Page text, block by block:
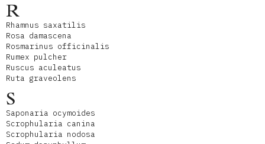
R
Rhamnus saxatilis
Rosa damascena
Rosmarinus officinalis
Rumex pulcher
Ruscus aculeatus
Ruta graveolens
S
Saponaria ocymoides
Scrophularia canina
Scrophularia nodosa